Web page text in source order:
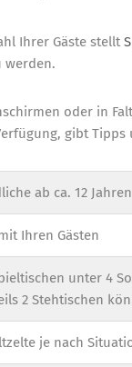
Ihrer Gäste stellt
werden.
oder in
gibt
ab ca. 12 Jahren
Ihren Gästen
unter 4
2 Stehtischen
je nach